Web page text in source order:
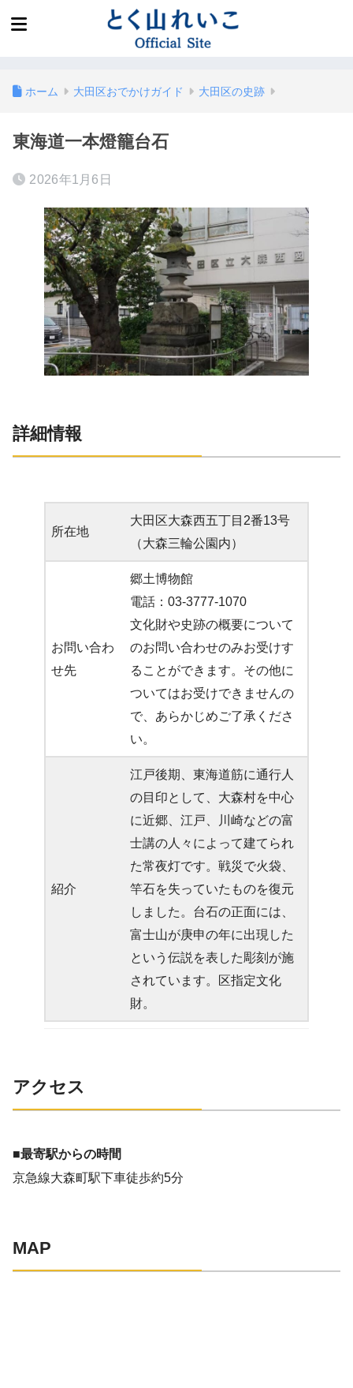
ホーム 大田区おでかけガイド 大田区の史跡
東海道一本燈籠台石
2026年1月6日
詳細情報
所在地
大田区大森西五丁目2番13号
（大森三輪公園内）
お問い合わ
せ先
郷土博物館
電話：03-3777-1070
文化財や史跡の概要について
のお問い合わせのみお受けす
ることができます。その他に
ついてはお受けできませんの
で、あらかじめご了承くださ
い。
紹介
江戸後期、東海道筋に通行人
の目印として、大森村を中心
に近郷、江戸、川崎などの富
士講の人々によって建てられ
た常夜灯です。戦災で火袋、
竿石を失っていたものを復元
しました。台石の正面には、
富士山が庚申の年に出現した
という伝説を表した彫刻が施
されています。区指定文化
財。
アクセス
■最寄駅からの時間
京急線大森町駅下車徒歩約5分
MAP